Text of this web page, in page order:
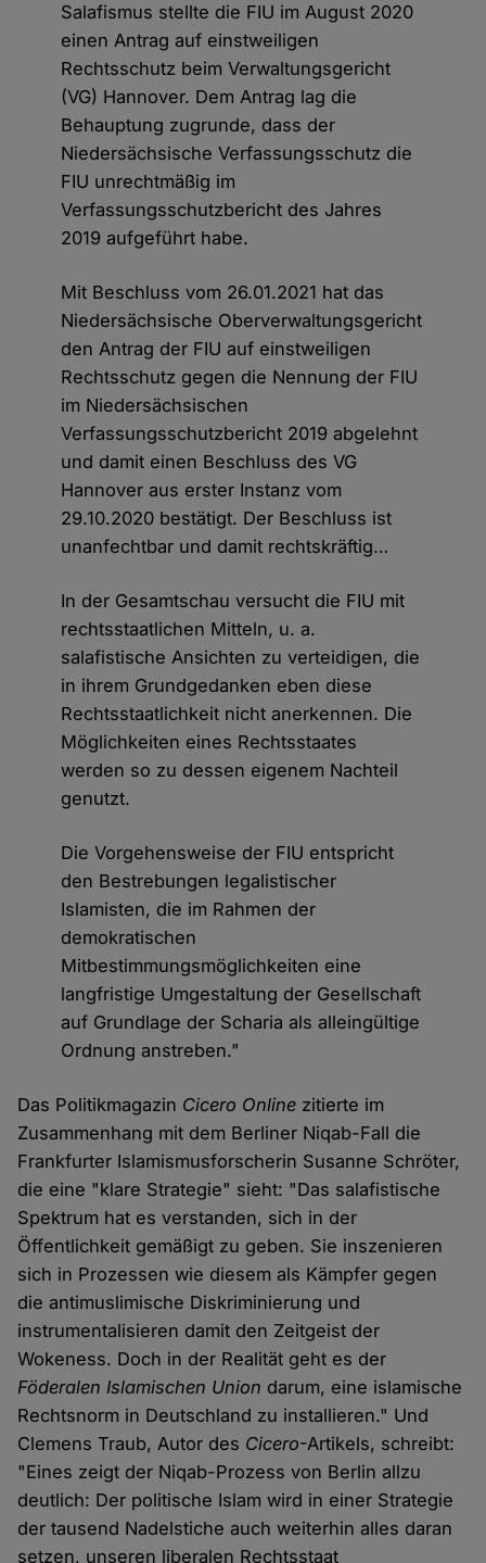
Salafismus stellte die FIU im August 2020
einen Antrag auf einstweiligen
Rechtsschutz beim Verwaltungsgericht
(VG) Hannover. Dem Antrag lag die
Behauptung zugrunde, dass der
Niedersächsische Verfassungsschutz die
FIU unrechtmäßig im
Verfassungsschutzbericht des Jahres
2019 aufgeführt habe.
Mit Beschluss vom 26.01.2021 hat das
Niedersächsische Oberverwaltungsgericht
den Antrag der FIU auf einstweiligen
Rechtsschutz gegen die Nennung der FIU
im Niedersächsischen
Verfassungsschutzbericht 2019 abgelehnt
und damit einen Beschluss des VG
Hannover aus erster Instanz vom
29.10.2020 bestätigt. Der Beschluss ist
unanfechtbar und damit rechtskräftig…
In der Gesamtschau versucht die FIU mit
rechtsstaatlichen Mitteln, u. a.
salafistische Ansichten zu verteidigen, die
in ihrem Grundgedanken eben diese
Rechtsstaatlichkeit nicht anerkennen. Die
Möglichkeiten eines Rechtsstaates
werden so zu dessen eigenem Nachteil
genutzt.
Die Vorgehensweise der FIU entspricht
den Bestrebungen legalistischer
Islamisten, die im Rahmen der
demokratischen
Mitbestimmungsmöglichkeiten eine
langfristige Umgestaltung der Gesellschaft
auf Grundlage der Scharia als alleingültige
Ordnung anstreben."
Das Politikmagazin Cicero Online zitierte im
Zusammenhang mit dem Berliner Niqab-Fall die
Frankfurter Islamismusforscherin Susanne Schröter,
die eine "klare Strategie" sieht: "Das salafistische
Spektrum hat es verstanden, sich in der
Öffentlichkeit gemäßigt zu geben. Sie inszenieren
sich in Prozessen wie diesem als Kämpfer gegen
die antimuslimische Diskriminierung und
instrumentalisieren damit den Zeitgeist der
Wokeness. Doch in der Realität geht es der
Föderalen Islamischen Union darum, eine islamische
Rechtsnorm in Deutschland zu installieren." Und
Clemens Traub, Autor des Cicero-Artikels, schreibt:
"Eines zeigt der Niqab-Prozess von Berlin allzu
deutlich: Der politische Islam wird in einer Strategie
der tausend Nadelstiche auch weiterhin alles daran
setzen, unseren liberalen Rechtsstaat